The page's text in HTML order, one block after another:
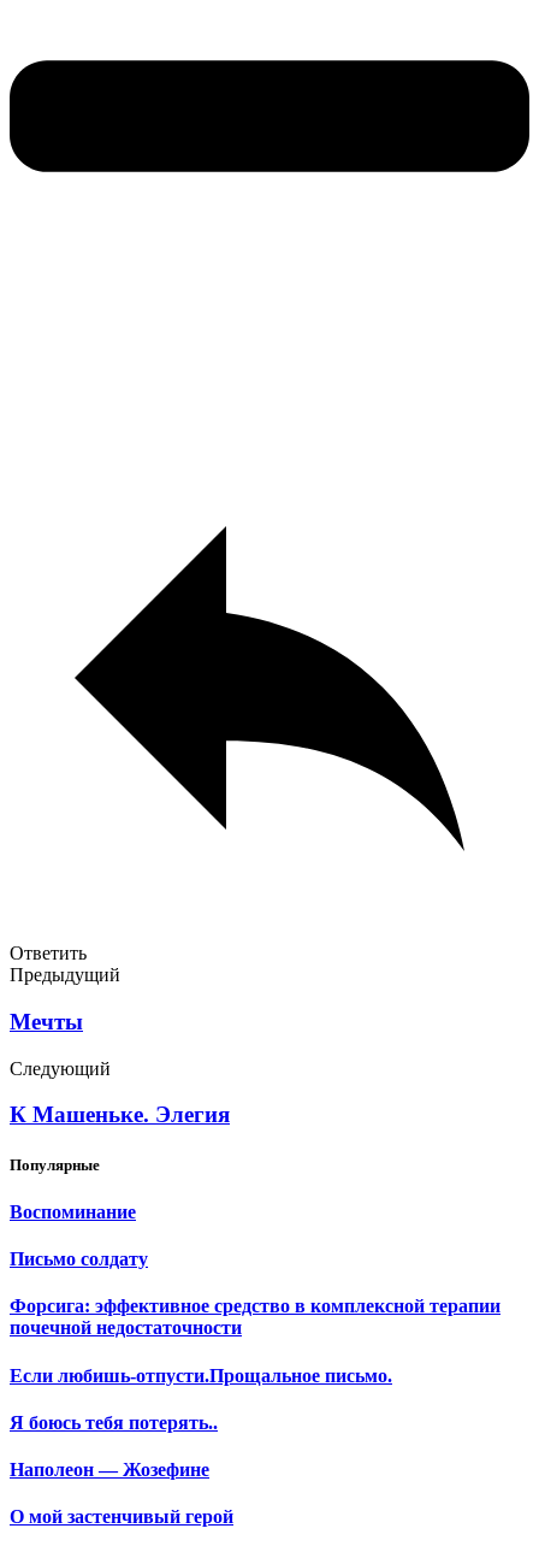
Ответить
Предыдущий
Мечты
Следующий
К Машеньке. Элегия
Популярные
Воспоминание
Письмо солдату
Форсига: эффективное средство в комплексной терапии
почечной недостаточности
Если любишь-отпусти.Прощальное письмо.
Я боюсь тебя потерять..
Наполеон — Жозефине
О мой застенчивый герой